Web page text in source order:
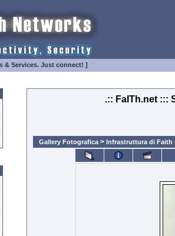
& Services. Just connect! ]
.:: FaITh.net :::
Gallery Fotografica> Infrastruttura di Faith